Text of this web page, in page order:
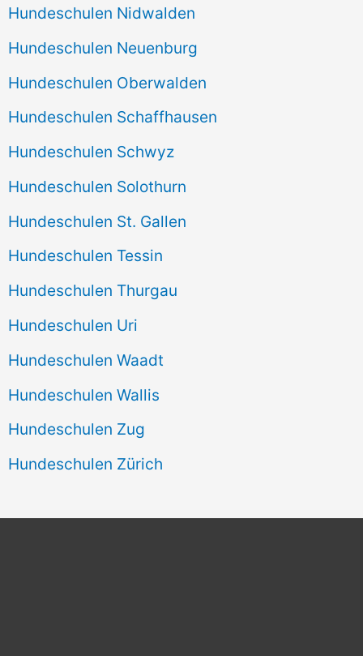
Hundeschulen Nidwalden
Hundeschulen Neuenburg
Hundeschulen Oberwalden
Hundeschulen Schaffhausen
Hundeschulen Schwyz
Hundeschulen Solothurn
Hundeschulen St. Gallen
Hundeschulen Tessin
Hundeschulen Thurgau
Hundeschulen Uri
Hundeschulen Waadt
Hundeschulen Wallis
Hundeschulen Zug
Hundeschulen Zürich